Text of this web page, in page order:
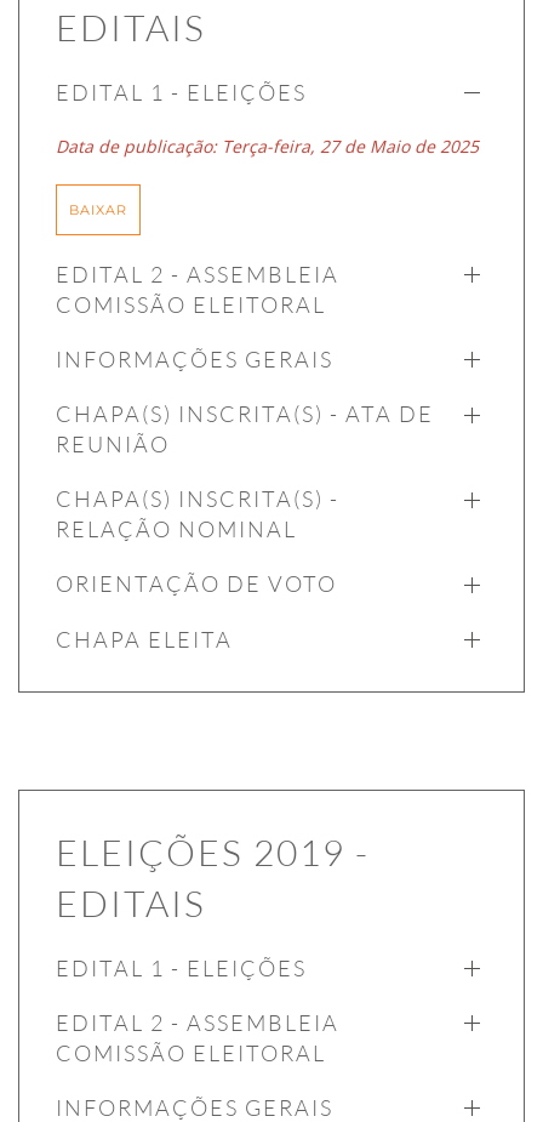
EDITAIS
EDITAL 1 - ELEIÇÕES
Data de publicação: Terça-feira, 27 de Maio de 2025
BAIXAR
EDITAL 2 - ASSEMBLEIA
COMISSÃO ELEITORAL
INFORMAÇÕES GERAIS
CHAPA(S) INSCRITA(S) - ATA DE
REUNIÃO
CHAPA(S) INSCRITA(S) -
RELAÇÃO NOMINAL
ORIENTAÇÃO DE VOTO
CHAPA ELEITA
ELEIÇÕES 2019 -
EDITAIS
EDITAL 1 - ELEIÇÕES
EDITAL 2 - ASSEMBLEIA
COMISSÃO ELEITORAL
INFORMAÇÕES GERAIS